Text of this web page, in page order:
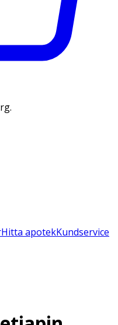
Hitta apotekKundservice